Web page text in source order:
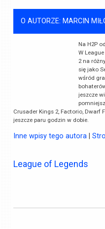
O AUTORZE: MARCIN
Na H2P
W
2 na
się jako
wśród
jeszcze
Crusader Kings 2, Factorio, Dwarf
jeszcze paru godzin w dobie.
Inne wpisy tego autora |
League of Legends